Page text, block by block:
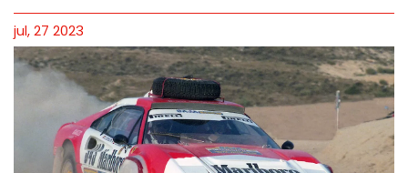
jul, 27 2023